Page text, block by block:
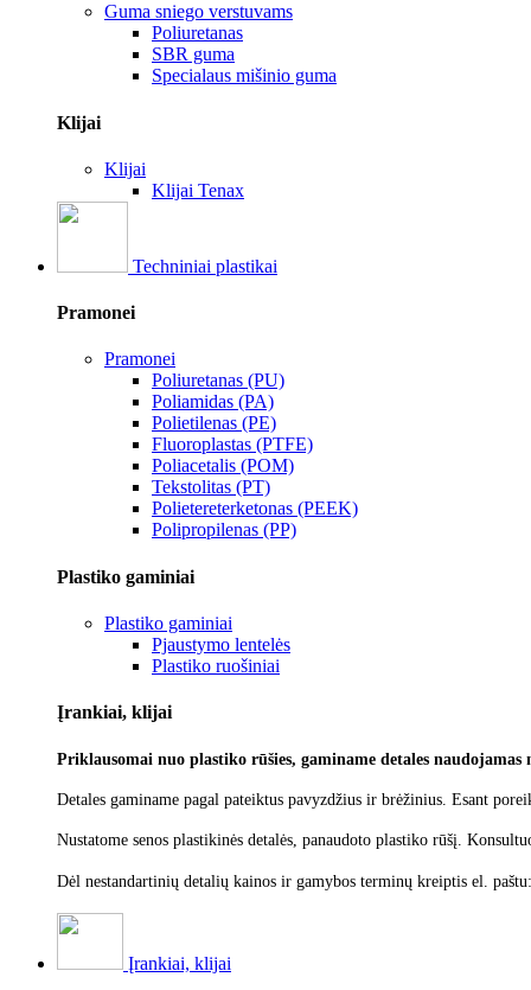
Guma sniego verstuvams
Poliuretanas
SBR guma
Specialaus mišinio guma
Klijai
Klijai
Klijai Tenax
Techniniai plastikai
Pramonei
Pramonei
Poliuretanas (PU)
Poliamidas (PA)
Polietilenas (PE)
Fluoroplastas (PTFE)
Poliacetalis (POM)
Tekstolitas (PT)
Polietereterketonas (PEEK)
Polipropilenas (PP)
Plastiko gaminiai
Plastiko gaminiai
Pjaustymo lentelės
Plastiko ruošiniai
Įrankiai, klijai
Priklausomai nuo plastiko rūšies, gaminame detales
Detales gaminame pagal pateiktus pavyzdžius ir brėžinius. Esant
Nustatome senos plastikinės detalės, panaudoto plastiko rūšį.
Dėl nestandartinių detalių kainos ir gamybos terminų kreiptis el. paštu:
Įrankiai, klijai